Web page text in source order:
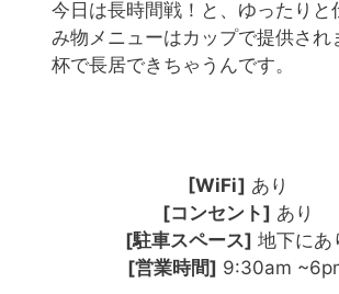
今日は長時間戦！と、ゆったり
み物メニューはカップで提供さ
杯で長居できちゃうんです。
[WiFi] あり
[コンセント] あり
[駐車スペース] 地下にあ
[営業時間] 9:30am